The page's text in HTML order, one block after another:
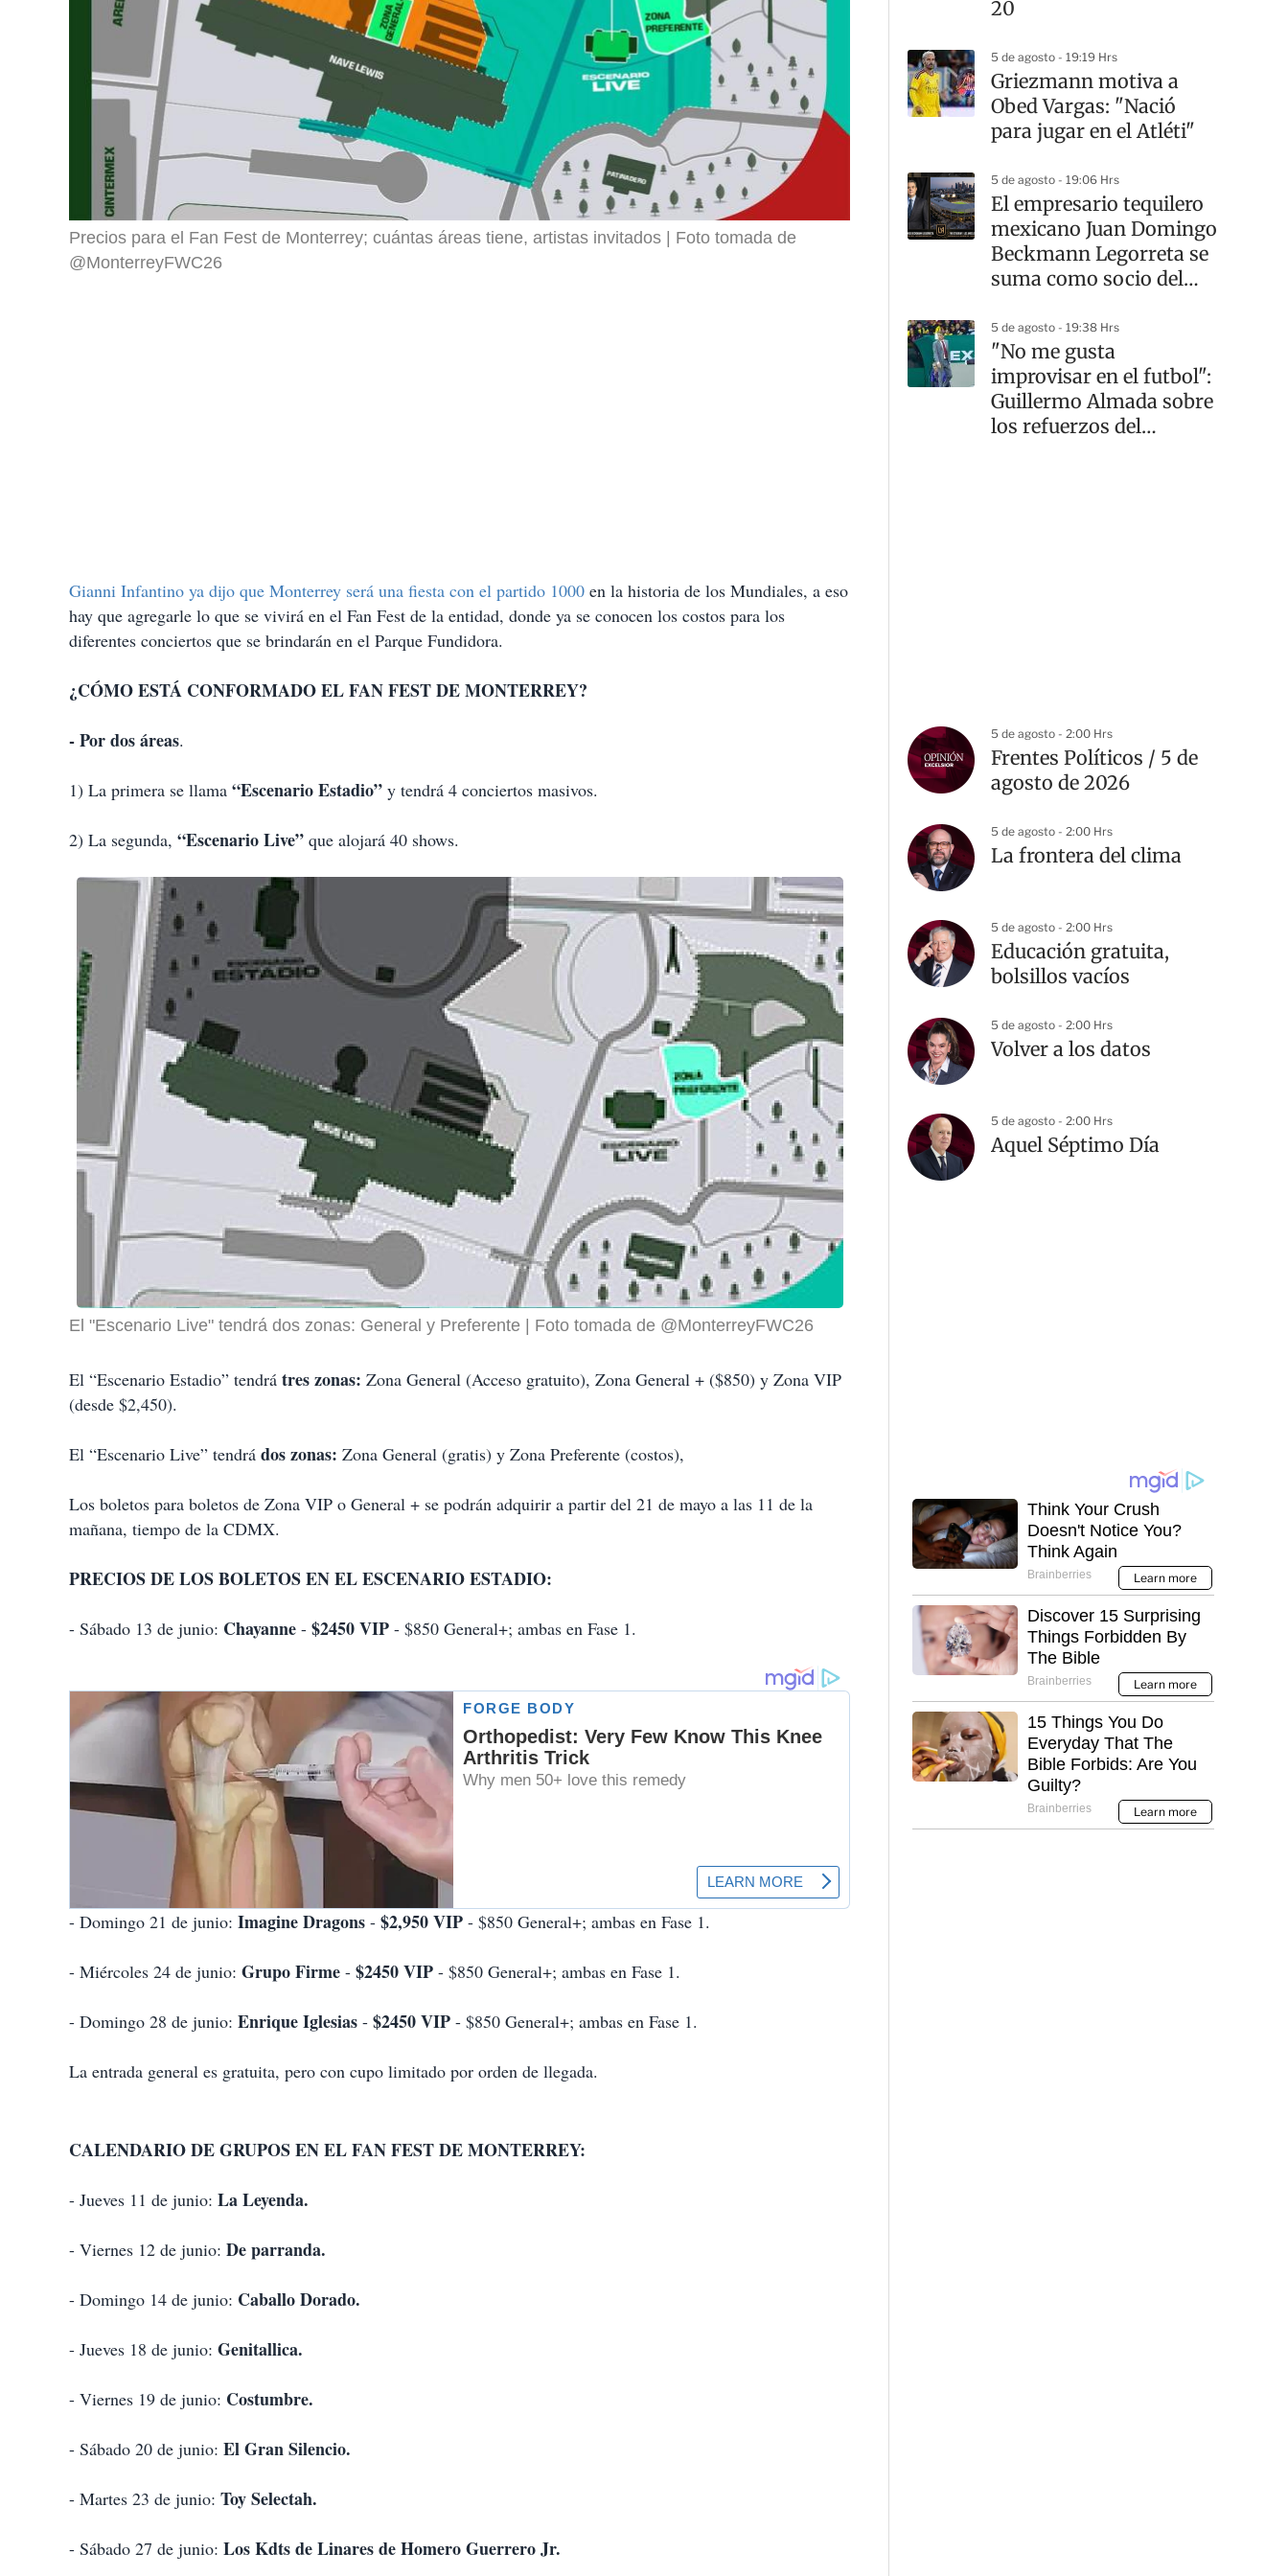
Precios para el Fan Fest de Monterrey; cuántas áreas tiene, artistas invitados
Foto tomada de
@MonterreyFWC26
Gianni Infantino ya dijo que Monterrey será una fiesta con el partido 1000 en la historia de los Mundiales, a eso
hay que agregarle lo que se vivirá en el Fan Fest de la entidad, donde ya se conocen los costos para los
diferentes conciertos que se brindarán en el Parque Fundidora.
¿CÓMO ESTÁ CONFORMADO EL FAN FEST DE MONTERREY?
-Por dos áreas.
1) La primera se llama “Escenario Estadio” y tendrá 4 conciertos masivos.
2) La segunda, “Escenario Live” que alojará 40 shows.
El "Escenario Live" tendrá dos zonas: General y Preferente Foto tomada de @MonterreyFWC26
El “Escenario Estadio” tendrá tres zonas: Zona General (Acceso gratuito), Zona General + ($850) y Zona VIP
(desde $2,450).
El “Escenario Live” tendrá dos zonas: Zona General (gratis) y Zona Preferente (costos),
Los boletos para boletos de Zona VIP o General + se podrán adquirir a partir del 21 de mayo a las 11 de la
mañana, tiempo de la CDMX.
PRECIOS DE LOS BOLETOS EN EL ESCENARIO ESTADIO:
- Sábado 13 de junio: Chayanne - $2450 VIP - $850 General+; ambas en Fase 1.
- Domingo 21 de junio: Imagine Dragons - $2,950VIP - $850 General+; ambas en Fase 1.
- Miércoles 24 de junio: Grupo Firme - $2450 VIP - $850 General+; ambas en Fase 1.
- Domingo 28 de junio: Enrique Iglesias - $2450 VIP - $850 General+; ambas en Fase 1.
La entrada general es gratuita, pero con cupo limitado por orden de llegada.
CALENDARIO DE GRUPOS EN EL FAN FEST DE MONTERREY:
- Jueves 11 de junio: La Leyenda.
- Viernes 12 de junio: De parranda.
- Domingo 14 de junio: Caballo Dorado.
- Jueves 18 de junio: Genitallica.
- Viernes 19 de junio: Costumbre.
- Sábado 20 de junio: El Gran Silencio.
- Martes 23 de junio: Toy Selectah.
- Sábado 27 de junio: Los Kdts de Linares de Homero Guerrero Jr.
20
5 de agosto - 19:19 Hrs
Griezmann motiva a
Obed Vargas: "Nació
para jugar en el Atléti"
5 de agosto - 19:06 Hrs
El empresario tequilero
mexicano Juan Domingo
Beckmann Legorreta se
suma como socio del
5 de agosto - 19:38 Hrs
"No me gusta
improvisar en el futbol":
Guillermo Almada sobre
los refuerzos del
5 de agosto - 2:00 Hrs
Frentes Políticos / 5 de
agosto de 2026
5 de agosto - 2:00 Hrs
La frontera del clima
5 de agosto - 2:00 Hrs
Educación gratuita,
bolsillos vacíos
5 de agosto - 2:00 Hrs
Volver a los datos
5 de agosto - 2:00 Hrs
Aquel Séptimo Día